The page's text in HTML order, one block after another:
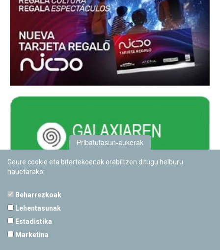
Pribatutasun-aukerak
Geure cookie eta bitartekoenak erabiltzen ditugu helburu
hauetarako:
Beharrezkoak
Lehentasunak
Estadistika
Marketina